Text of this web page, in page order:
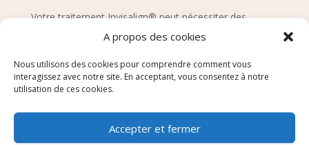
A propos des cookies
Nous utilisons des cookies pour comprendre comment vous
interagissez avec notre site. En acceptant, vous consentez à notre
utilisation de ces cookies.
Accepter et fermer
Votre traitement Invisalign® peut nécessiter des
taquets SmartForce, de petites formes de la couleur
Ces formes agissent comme des plots, sur lesquels
s’appuient doucement les aligners afin de déplacer vos
Les aligners transparents Invisalign® s’ajustent